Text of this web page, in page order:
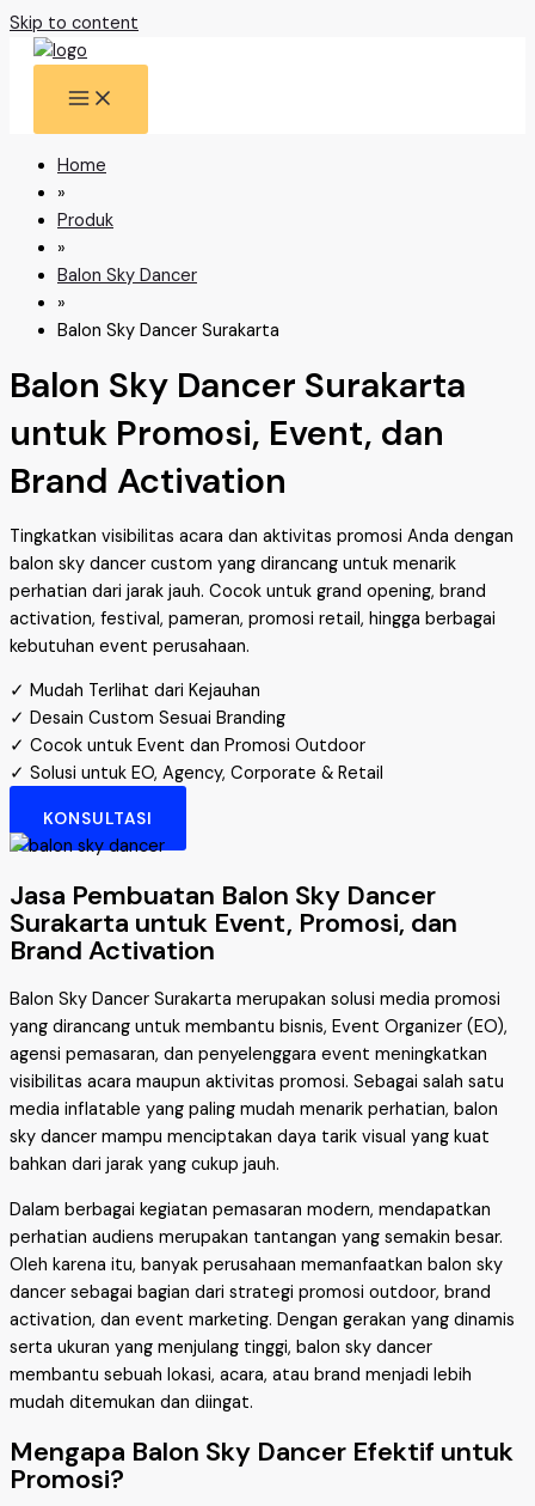
Skip to content
Home
»
Produk
»
Balon Sky Dancer
»
Balon Sky Dancer Surakarta
Balon Sky Dancer Surakarta
untuk Promosi, Event, dan
Brand Activation
Tingkatkan visibilitas acara dan aktivitas promosi Anda dengan
balon sky dancer custom yang dirancang untuk menarik
perhatian dari jarak jauh. Cocok untuk grand opening, brand
activation, festival, pameran, promosi retail, hingga berbagai
kebutuhan event perusahaan.
✓ Mudah Terlihat dari Kejauhan
✓ Desain Custom Sesuai Branding
✓ Cocok untuk Event dan Promosi Outdoor
✓ Solusi untuk EO, Agency, Corporate & Retail
KONSULTASI
Jasa Pembuatan Balon Sky Dancer
Surakarta untuk Event, Promosi, dan
Brand Activation
Balon Sky Dancer Surakarta merupakan solusi media promosi
yang dirancang untuk membantu bisnis, Event Organizer (EO),
agensi pemasaran, dan penyelenggara event meningkatkan
visibilitas acara maupun aktivitas promosi. Sebagai salah satu
media inflatable yang paling mudah menarik perhatian, balon
sky dancer mampu menciptakan daya tarik visual yang kuat
bahkan dari jarak yang cukup jauh.
Dalam berbagai kegiatan pemasaran modern, mendapatkan
perhatian audiens merupakan tantangan yang semakin besar.
Oleh karena itu, banyak perusahaan memanfaatkan balon sky
dancer sebagai bagian dari strategi promosi outdoor, brand
activation, dan event marketing. Dengan gerakan yang dinamis
serta ukuran yang menjulang tinggi, balon sky dancer
membantu sebuah lokasi, acara, atau brand menjadi lebih
mudah ditemukan dan diingat.
Mengapa Balon Sky Dancer Efektif untuk
Promosi?